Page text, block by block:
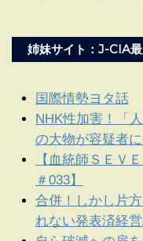
姉妹サイト：J-CIA
国際情勢ヨタ話
NHK性加害！「
の大物が容疑者
【血統師ＳＥＶ
＃033】
合併！しかし片
れない発表済経